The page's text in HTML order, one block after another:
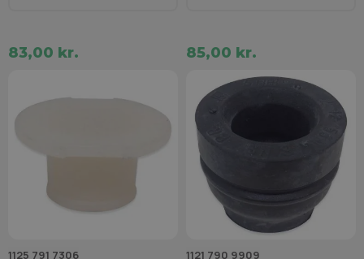
83,00 kr. 85,00 kr.
1125 791 7306 1121 790 9909